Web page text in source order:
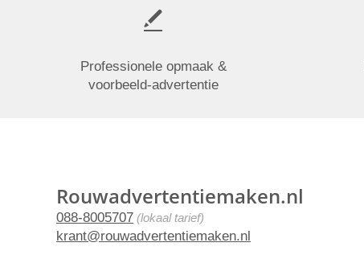
Professionele opmaak &
voorbeeld-advertentie
Rouwadvertentiemaken.nl
088-8005707 (lokaal tarief)
krant@rouwadvertentiemaken.nl